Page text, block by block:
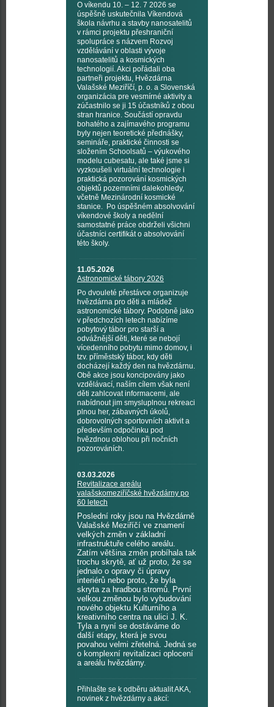
O víkendu 10. – 12. 7 2026 se
úspěšně uskutečnila Víkendová
škola návrhu a stavby nanosatelitů
v rámci projektu přeshraniční
spolupráce s názvem Rozvoj
vzdělávání v oblasti vývoje
nanosatelitů a kosmických
technologií. Akci pořádali oba
partneři projektu, Hvězdárna
Valašské Meziříčí, p. o. a Slovenská
organizácia pre vesmírné aktivity a
zúčastnilo se ji 15 účastníků z obou
stran hranice. Součástí opravdu
bohatého a zajímavého programu
byly nejen teoretické přednášky,
semináře, praktické činnosti se
složením Schoolsatů – výukového
modelu cubesatu, ale také jsme si
vyzkoušeli virtuální technologie i
praktická pozorování kosmických
objektů pozemními dalekohledy,
včetně Mezinárodní kosmické
stanice. Po úspěšném absolvování
víkendové školy a nedělní
samostatné práce obdrželi všichni
účastníci certifikát o absolvování
této školy.
11.05.2026
Astronomické tábory 2026
Po dvouleté přestávce organizuje
hvězdárna pro děti a mládež
astronomické tábory. Podobně jako
v předchozích letech nabízíme
pobytový tábor pro starší a
odvážnější děti, které se nebojí
vícedenního pobytu mimo domov, i
tzv. příměstský tábor, kdy děti
docházejí každý den na hvězdárnu.
Obě akce jsou koncipovány jako
vzdělávací, naším cílem však není
děti zahlcovat informacemi, ale
nabídnout jim smysluplnou rekreaci
plnou her, zábavných úkolů,
dobrovolných sportovních aktivit a
především odpočinku pod
hvězdnou oblohou při nočních
pozorováních.
03.03.2026
Revitalizace areálu
valašskomeziříčské hvězdárny po
60 letech
Poslední roky jsou na Hvězdárně
Valašské Meziříčí ve znamení
velkých změn v základní
infrastruktuře celého areálu.
Zatím většina změn probíhala tak
trochu skrytě, ať už proto, že se
jednalo o opravy či úpravy
interiérů nebo proto, že byla
skryta za hradbou stromů. První
velkou změnou bylo vybudování
nového objektu Kulturního a
kreativního centra na ulici J. K.
Tyla a nyní se dostáváme do
další etapy, která je svou
povahou velmi zřetelná. Jedná se
o komplexní revitalizaci oplocení
a areálu hvězdárny.
Přihlašte se k odběru aktualit AKA,
novinek z hvězdárny a akcí: